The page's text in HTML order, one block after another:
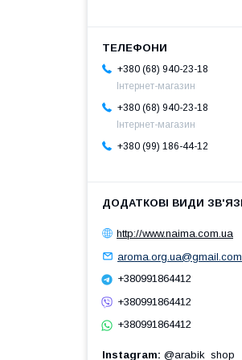
+380 (68) 940-23-18
Інтернет-магазин
+380 (68) 940-23-18
Інтернет-магазин
+380 (99) 186-44-12
http://www.naima.com.ua
aroma.org.ua@gmail.com
+380991864412
+380991864412
+380991864412
Instagram @arabik_shop